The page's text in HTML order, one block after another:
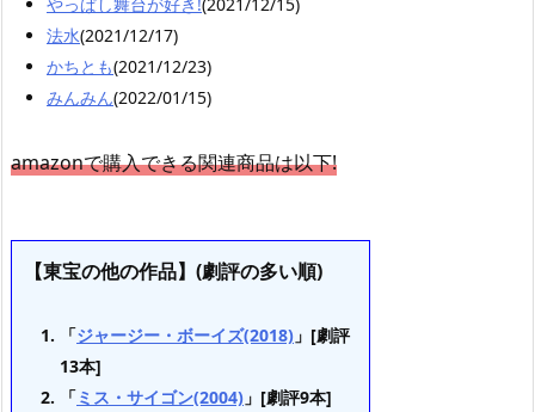
法水(2021/12/17)
かちとも(2021/12/23)
みんみん(2022/01/15)
amazonで購入できる関連商品は以下!
【東宝の他の作品】(劇評の多い順)
「ジャージー・ボーイズ(2018) 」[劇評
13本]
「ミス・サイゴン(2004) 」[劇評9本]